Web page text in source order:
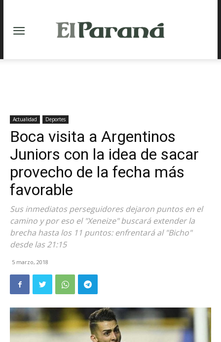
Actualidad Deportes
Boca visita a Argentinos
Juniors con la idea de sacar
provecho de la fecha más
favorable
Sus inmediatos perseguidores dejaron puntos en el
camino y por eso el "Xeneize" buscará extender la
brecha hasta los 11 puntos: enfrentará al "Bicho"
desde las 21:15
5 marzo, 2018